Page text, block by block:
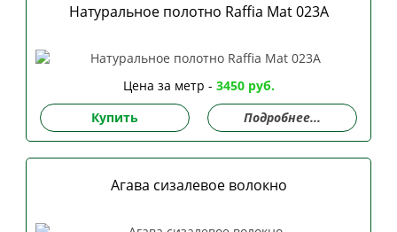
Натуральное полотно Raffia Mat 023А
Цена за метр - 3450 руб.
Купить
Подробнее...
Агава сизалевое волокно